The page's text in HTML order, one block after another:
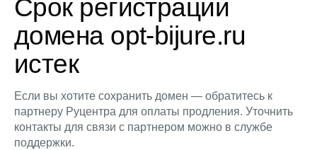
Срок регистрации
домена opt-bijure.ru
истек
Если вы хотите сохранить домен — обратитесь к
партнеру Руцентра для оплаты продления. Уточнить
контакты для связи с партнером можно в службе
поддержки.